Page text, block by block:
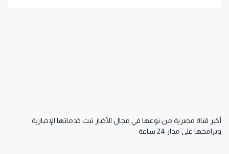
أكبر قناة مصرية من نوعها في مجال الأخبار تبث خدماتها الإخبارية
وبرامجها على مدار 24 ساعة